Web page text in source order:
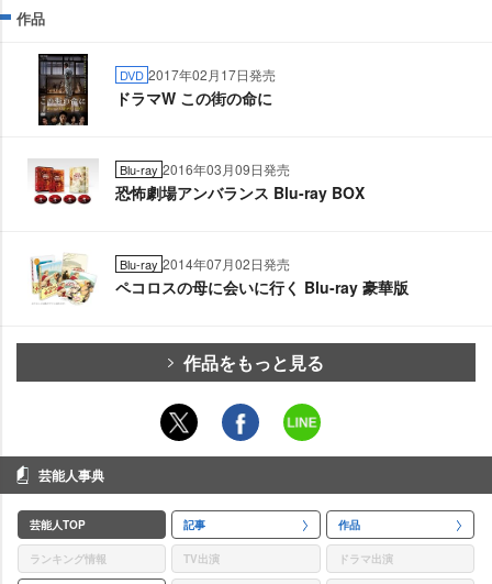
作品
DVD 2017年02月17日発売
ドラマW この街の命に
Blu-ray 2016年03月09日発売
恐怖劇場アンバランス Blu-ray BOX
Blu-ray 2014年07月02日発売
ペコロスの母に会いに行く Blu-ray 豪華版
作品をもっと見る
芸能人事典
芸能人TOP 記事 作品
ランキング情報 TV出演 ドラマ出演